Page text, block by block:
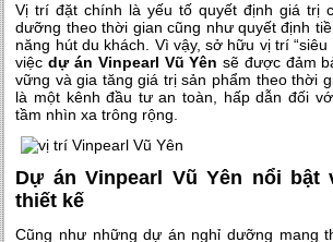
Vị trí đặt chính là yếu tố quyết định giá trị
dưỡng theo thời gian cũng như quyết định
năng hút du khách. Vì vậy, sở hữu vị trí
việcdự án Vinpearl Vũ Yên sẽ được đảm
vững và gia tăng giá trị sản phẩm theo thời
là một kênh đầu tư an toàn, hấp dẫn đối
tầm nhìn xa trông rộng.
Dự án Vinpearl Vũ Yên nổi bật
thiết kế
Cũng như những dự án nghỉ dưỡng mang